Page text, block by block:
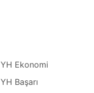
YH Ekonomi
YH Başarı